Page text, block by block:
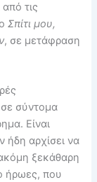
τις
Σπίτι μου,
, σε μετάφραση
σε σύντομα
Είναι
ήδη αρχίσει να
ξεκάθαρη
ήρωες, που